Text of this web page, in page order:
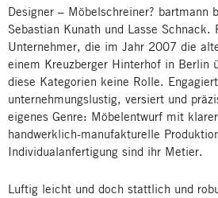
Designer – Möbelschreiner? bartmann
Sebastian Kunath und Lasse Schnack.
Unternehmer, die im Jahr 2007 die
einem Kreuzberger Hinterhof in Berlin
diese Kategorien keine Rolle.
unternehmungslustig, versiert und
eigenes Genre: Möbelentwurf mit
handwerklich-manufakturelle
Individualanfertigung sind ihr Metier.
Luftig leicht und doch stattlich und